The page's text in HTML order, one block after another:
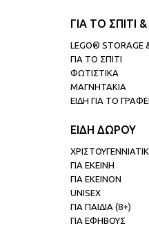
ΓΙΑ ΤΟ ΣΠΙΤΙ
LEGO® STORAGE
ΓΙΑ ΤΟ ΣΠΙΤΙ
ΦΩΤΙΣΤΙΚΑ
ΜΑΓΝΗΤΑΚΙΑ
ΕΙΔΗ ΓΙΑ ΤΟ
ΕΙΔΗ ΔΩΡΟΥ
ΓΙΑ ΕΚΕΙΝΗ
ΓΙΑ ΕΚΕΙΝΟΝ
UNISEX
ΓΙΑ ΠΑΙΔΙΑ (8+)
ΓΙΑ ΕΦΗΒΟΥΣ